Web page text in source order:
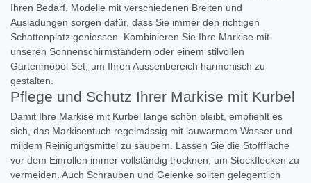
Ihren Bedarf. Modelle mit verschiedenen Breiten und
Ausladungen sorgen dafür, dass Sie immer den richtigen
Schattenplatz geniessen. Kombinieren Sie Ihre Markise mit
unseren Sonnenschirmständern oder einem stilvollen
Gartenmöbel Set, um Ihren Aussenbereich harmonisch zu
gestalten.
Pflege und Schutz Ihrer Markise mit Kurbel
Damit Ihre Markise mit Kurbel lange schön bleibt, empfiehlt es
sich, das Markisentuch regelmässig mit lauwarmem Wasser und
mildem Reinigungsmittel zu säubern. Lassen Sie die Stofffläche
vor dem Einrollen immer vollständig trocknen, um Stockflecken zu
vermeiden. Auch Schrauben und Gelenke sollten gelegentlich